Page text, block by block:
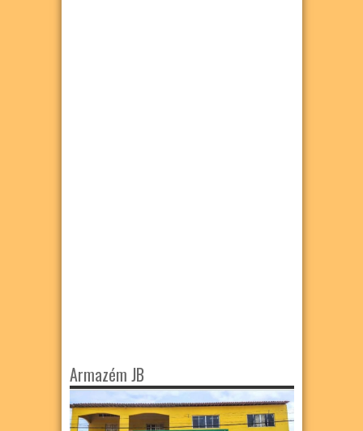
Armazém JB